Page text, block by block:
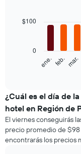
with
siguiente
el
precio
promedio
de
una
habitación
ene. feb. mar.
0
$100
¿Cuál es el día de
hotel en Región de
El viernes conseguirás
precio promedio de
encontrarás los precios